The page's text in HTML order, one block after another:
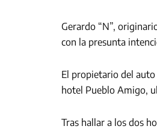
Gerardo “N”,
con la presunta
El propietario del auto
hotel Pueblo Amigo,
Tras hallar a los dos